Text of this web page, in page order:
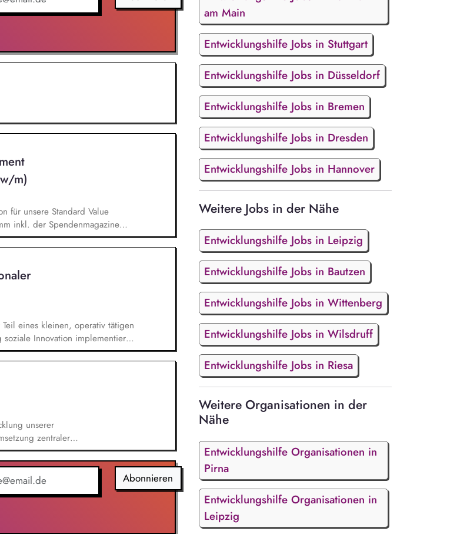
m)
für unsere Standard Value
inkl. der Spendenmagazine
unserer Donor Journeys. Ko-
Zusammenarbeit mit dem
von Content/Texten für
eines kleinen, operativ tätigen
soziale Innovation implementiert.
der Stiftungsprogrammatik und
weiter. Sie übersetzen
entlang unserer
unserer
zentraler
Aufbau, Pflege und
und Fristenkontrolle.
Abonnieren
am Main
Entwicklungshilfe Jobs in Stuttgart
Entwicklungshilfe Jobs in Düsseldorf
Entwicklungshilfe Jobs in Bremen
Entwicklungshilfe Jobs in Dresden
Entwicklungshilfe Jobs in Hannover
Weitere Jobs in der Nähe
Entwicklungshilfe Jobs in Leipzig
Entwicklungshilfe Jobs in Bautzen
Entwicklungshilfe Jobs in Wittenberg
Entwicklungshilfe Jobs in Wilsdruff
Entwicklungshilfe Jobs in Riesa
Weitere Organisationen in der
Nähe
Entwicklungshilfe Organisationen in
Pirna
Entwicklungshilfe Organisationen in
Leipzig